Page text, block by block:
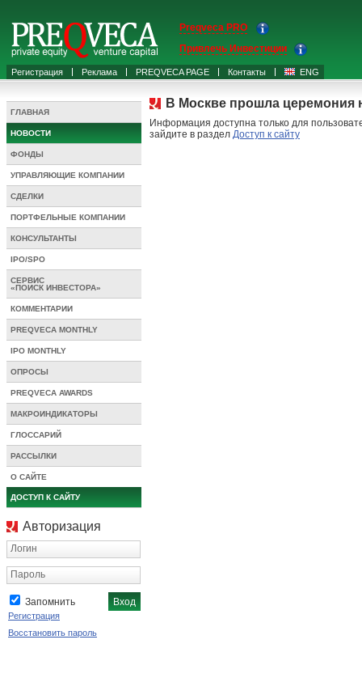
Регистрация Реклама PREQVECA PAGE Контакты ENG
Preqveca PRO
Привлечь Инвестиции
ГЛАВНАЯ
НОВОСТИ
ФОНДЫ
УПРАВЛЯЮЩИЕ КОМПАНИИ
СДЕЛКИ
ПОРТФЕЛЬНЫЕ КОМПАНИИ
КОНСУЛЬТАНТЫ
IPO/SPO
СЕРВИС
«ПОИСК ИНВЕСТОРА»
КОММЕНТАРИИ
PREQVECA MONTHLY
IPO MONTHLY
ОПРОСЫ
PREQVECA AWARDS
МАКРОИНДИКАТОРЫ
ГЛОССАРИЙ
РАССЫЛКИ
О САЙТЕ
ДОСТУП К САЙТУ
Авторизация
Логин
Пароль
Запомнить
Регистрация
Восстановить пароль
В Москве прошла церемония
Информация доступна только для
зайдите в раздел Доступ к сайту